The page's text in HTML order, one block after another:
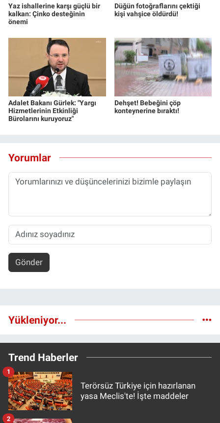
Yaz ishallerine karşı güçlü bir
kalkan: Çinko desteğinin
önemi
Düğün fotoğraflarını çektiği
kişi vahşice öldürdü!
Adalet Bakanı Gürlek: "Yargı
Hizmetlerinin Etkinliği
Bürolarını kuruyoruz"
Dehşet! Bebeğini çöp
konteynerine bıraktı!
Yorumlar
Gönder
Yükleniyor...
Trend Haberler
Terörsüz Türkiye için hazırlanan
yasa Meclis'te! İşte maddeler
1
2
Yerel Yaşam